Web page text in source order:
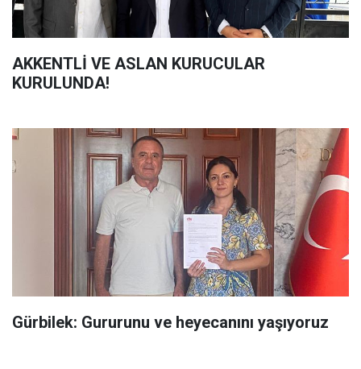
AKKENTLİ VE ASLAN KURUCULAR
KURULUNDA!
Gürbilek: Gururunu ve heyecanını yaşıyoruz